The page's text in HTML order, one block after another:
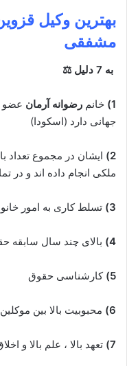
بهترین وکیل
مشفقی
به 7 دلیل ⚖
1) خانم رضوانه آرمان عضو
جهانی دارد (اسکودا)
2)
ایشان در مجموع تعداد
ملکی انجام داده اند و در
3) تسلط کاری به امور
4) بالای چند سال سابقه
5) کارشناسی حقوق
6) محبوبیت بالا بین موکلین
7) تعهد بالا ، علم بالا و